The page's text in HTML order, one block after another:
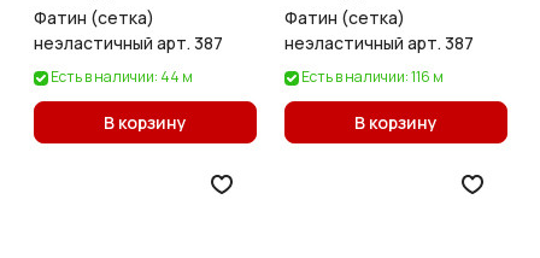
Фатин (сетка)
неэластичный арт. 387
Есть в наличии: 44 м
В корзину
Фатин (сетка)
неэластичный арт. 387
Есть в наличии: 116 м
В корзину